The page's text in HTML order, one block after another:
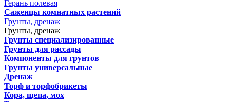
Герань полевая
Саженцы комнатных растений
Грунты, дренаж
Грунты, дренаж
Грунты специализированные
Грунты для рассады
Компоненты для грунтов
Грунты универсальные
Дренаж
Торф и торфобрикеты
Кора, щепа, мох